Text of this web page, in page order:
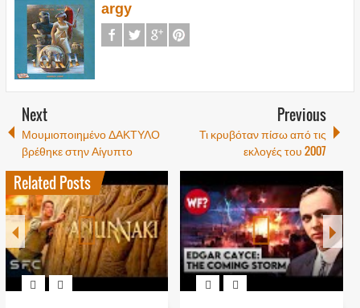
argy
Next
Μουμιοποιημένο ΔΑΚΤΥΛΟ
βρέθηκε στην Αίγυπτο
Previous
Τι κρυβόταν πίσω από τις
εκλογές του 2007
Related Posts